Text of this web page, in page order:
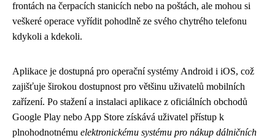
frontách na čerpacích stanicích nebo na poštách, ale mohou si
veškeré operace vyřídit pohodlně ze svého chytrého telefonu
kdykoli a kdekoli.
Aplikace je dostupná pro operační systémy Android i iOS, což
zajišťuje širokou dostupnost pro většinu uživatelů mobilních
zařízení. Po stažení a instalaci aplikace z oficiálních obchodů
Google Play nebo App Store získává uživatel přístup k
plnohodnotnému elektronickému systému pro nákup dálničních